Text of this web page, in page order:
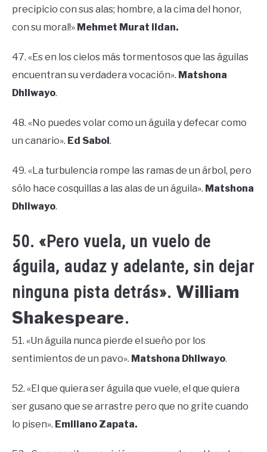
precipicio con sus alas; hombre, a la cima del honor,
con su moral!» Mehmet Murat ildan.
47. «Es en los cielos más tormentosos que las águilas
encuentran su verdadera vocación». Matshona
Dhliwayo.
48. «No puedes volar como un águila y defecar como
un canario». Ed Sabol.
49. «La turbulencia rompe las ramas de un árbol, pero
sólo hace cosquillas a las alas de un águila». Matshona
Dhliwayo.
50. «Pero vuela, un vuelo de
águila, audaz y adelante, sin dejar
ninguna pista detrás». William
Shakespeare.
51. «Un águila nunca pierde el sueño por los
sentimientos de un pavo». Matshona Dhliwayo.
52. «El que quiera ser águila que vuele, el que quiera
ser gusano que se arrastre pero que no grite cuando
lo pisen». Emiliano Zapata.